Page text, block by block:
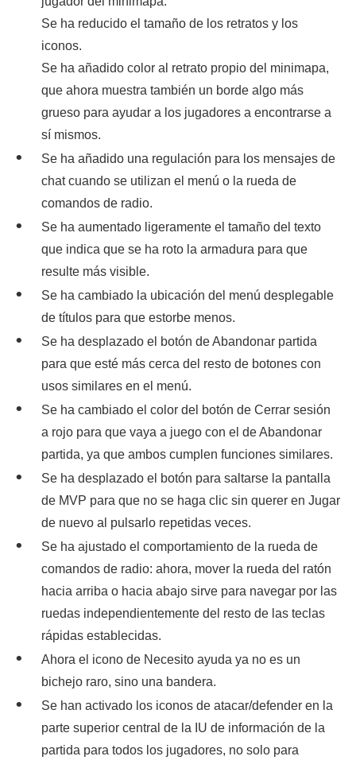
Se ha reducido el tamaño de los retratos y los
iconos.
Se ha añadido color al retrato propio del minimapa,
que ahora muestra también un borde algo más
grueso para ayudar a los jugadores a encontrarse a
sí mismos.
Se ha añadido una regulación para los mensajes de
chat cuando se utilizan el menú o la rueda de
comandos de radio.
Se ha aumentado ligeramente el tamaño del texto
que indica que se ha roto la armadura para que
resulte más visible.
Se ha cambiado la ubicación del menú desplegable
de títulos para que estorbe menos.
Se ha desplazado el botón de Abandonar partida
para que esté más cerca del resto de botones con
usos similares en el menú.
Se ha cambiado el color del botón de Cerrar sesión
a rojo para que vaya a juego con el de Abandonar
partida, ya que ambos cumplen funciones similares.
Se ha desplazado el botón para saltarse la pantalla
de MVP para que no se haga clic sin querer en Jugar
de nuevo al pulsarlo repetidas veces.
Se ha ajustado el comportamiento de la rueda de
comandos de radio: ahora, mover la rueda del ratón
hacia arriba o hacia abajo sirve para navegar por las
ruedas independientemente del resto de las teclas
rápidas establecidas.
Ahora el icono de Necesito ayuda ya no es un
bichejo raro, sino una bandera.
Se han activado los iconos de atacar/defender en la
parte superior central de la IU de información de la
partida para todos los jugadores, no solo para